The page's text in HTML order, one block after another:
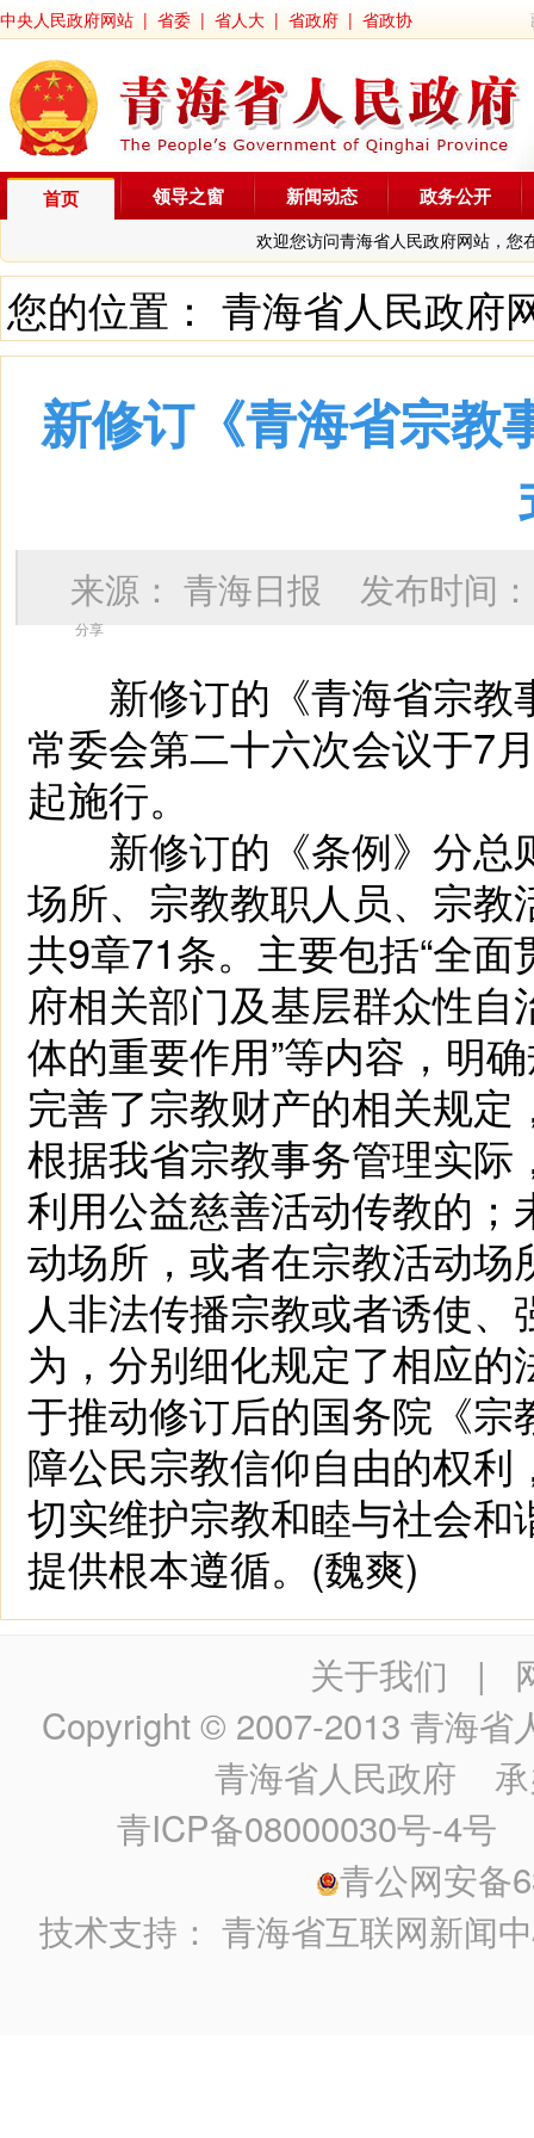
中央人民政府网站 | 省委 | 省人大 | 省政府 | 省政协
首页
欢迎您访问青海省人民政府网站，您
领导之窗 新闻动态 政务公开
您的位置： 青海省人民政府
新修订《青海省宗教
来源：青海日报 发布时间
分享
新修订的《青海省宗教
常委会第二十六次会议于7
起施行。
新修订的《条例》分总
场所、宗教教职人员、宗
共9章71条。主要包括“全面
府相关部门及基层群众性自
体的重要作用”等内容，明
完善了宗教财产的相关规
根据我省宗教事务管理实
利用公益慈善活动传教的
动场所，或者在宗教活动
人非法传播宗教或者诱使
为，分别细化规定了相应
于推动修订后的国务院《
障公民宗教信仰自由的权
切实维护宗教和睦与社会
提供根本遵循。(魏爽)
关于我们 |
Copyright © 2007-2013 青海省
青海省人民政府 承
青ICP备08000030号-4号
青公网安备
技术支持：青海省互联网新闻